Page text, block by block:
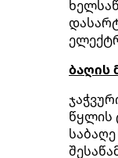
ბაღის
წყლის